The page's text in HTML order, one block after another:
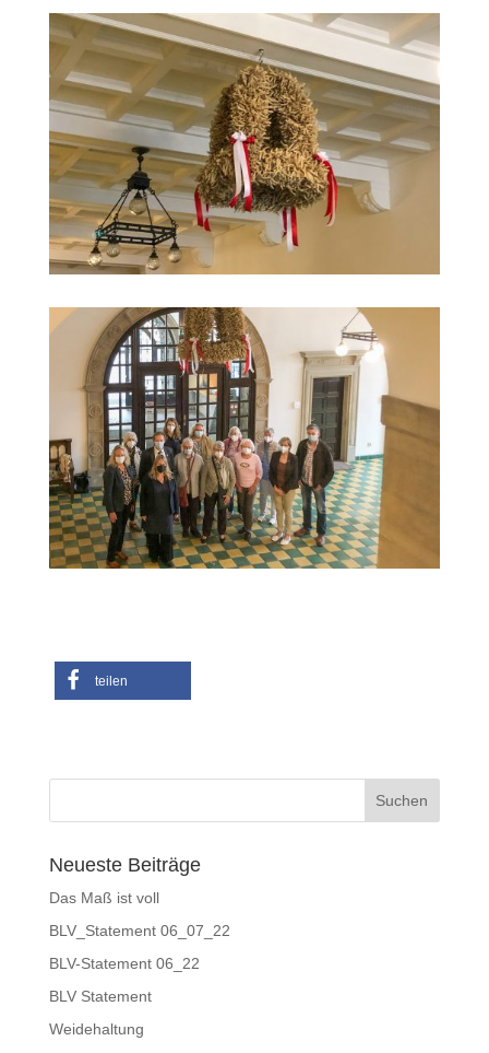
teilen
Neueste Beiträge
Das Maß ist voll
BLV_Statement 06_07_22
BLV-Statement 06_22
BLV Statement
Weidehaltung